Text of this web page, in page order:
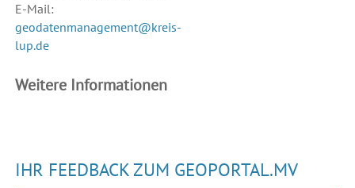
E-Mail:
geodatenmanagement@kreis-
lup.de
Weitere Informationen
IHR FEEDBACK ZUM GEOPORTAL.MV